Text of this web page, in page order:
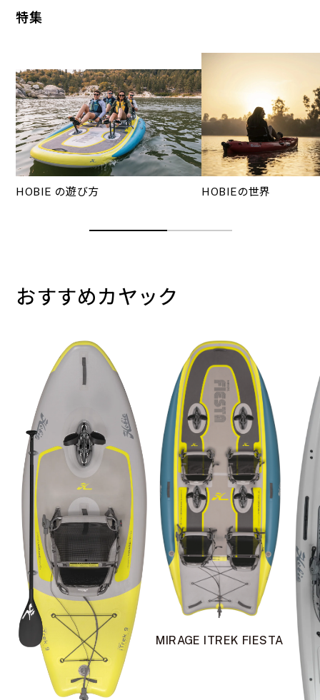
特集
HOBIE の遊び方 HOBIEの世界
おすすめカヤック
MIRAGE ITREK FIESTA